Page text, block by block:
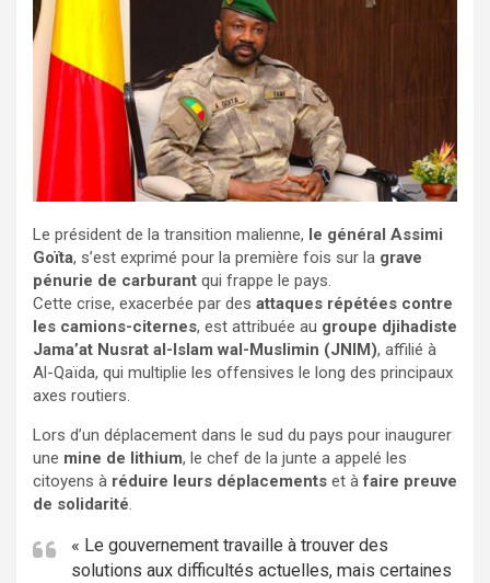
Le président de la transition malienne, le général Assimi
Goïta, s’est exprimé pour la première fois sur la grave
pénurie de carburant qui frappe le pays.
Cette crise, exacerbée par des attaques répétées contre
les camions-citernes, est attribuée au groupe djihadiste
Jama’at Nusrat al-Islam wal-Muslimin (JNIM), affilié à
Al-Qaïda, qui multiplie les offensives le long des principaux
axes routiers.
Lors d’un déplacement dans le sud du pays pour inaugurer
une mine de lithium, le chef de la junte a appelé les
citoyens à réduire leurs déplacements et àfaire preuve
de solidarité.
« Le gouvernement travaille à trouver des
solutions aux difficultés actuelles, mais certaines